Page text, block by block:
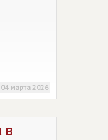
04 марта 2026
в